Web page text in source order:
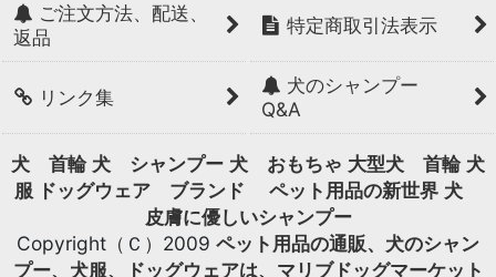
ご注文方法、配送、
返品
特定商取引法表示
リンク集
犬のシャンプー
Q&A
犬 首輪 犬 シャンプー 犬 おもちゃ 大型犬 首輪 犬
服 ドッグウェア ブランド
ペット用品の新世界 犬
皮膚に優しいシャンプー
Copyright（Ｃ）2009 ペット用品の通販、犬のシャン
プー、犬服、ドッグウェアは、マリブドッグマーケット